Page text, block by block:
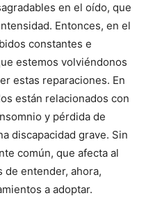
en el oído, que
Entonces, en el
constantes e
estemos volviéndonos
estas reparaciones. En
están relacionados con
y pérdida de
discapacidad grave. Sin
común, que afecta al
de entender, ahora,
a adoptar.